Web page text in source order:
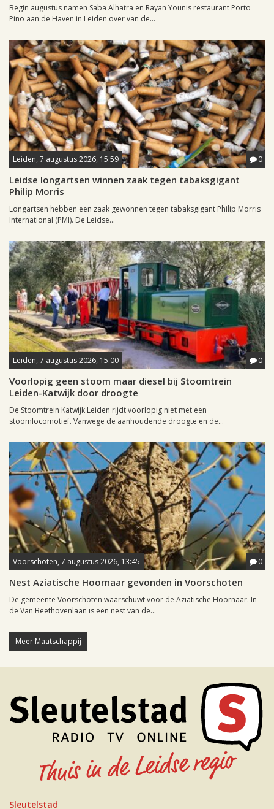
Begin augustus namen Saba Alhatra en Rayan Younis restaurant Porto
Pino aan de Haven in Leiden over van de...
Leiden, 7 augustus 2026, 15:59 0
Leidse longartsen winnen zaak tegen tabaksgigant
Philip Morris
Longartsen hebben een zaak gewonnen tegen tabaksgigant Philip Morris
International (PMI). De Leidse...
Leiden, 7 augustus 2026, 15:00 0
Voorlopig geen stoom maar diesel bij Stoomtrein
Leiden-Katwijk door droogte
De Stoomtrein Katwijk Leiden rijdt voorlopig niet met een
stoomlocomotief. Vanwege de aanhoudende droogte en de...
Voorschoten, 7 augustus 2026, 13:45 0
Nest Aziatische Hoornaar gevonden in Voorschoten
De gemeente Voorschoten waarschuwt voor de Aziatische Hoornaar. In
de Van Beethovenlaan is een nest van de...
Meer Maatschappij
Sleutelstad